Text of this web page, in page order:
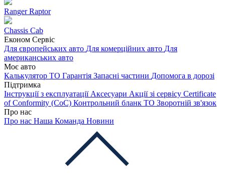
Ranger Raptor
Chassis Cab
Економ Сервіс
Для європейських авто Для комерційних авто Для
американських авто
Моє авто
Калькулятор ТО Гарантія Запасні частини Допомога в дорозі
Підтримка
Інструкції з експлуатації Аксесуари Акції зі сервісу Certificate
of Conformity (CoC) Контрольний бланк ТО Зворотній зв'язок
Про нас
Про нас Наша Команда Новини